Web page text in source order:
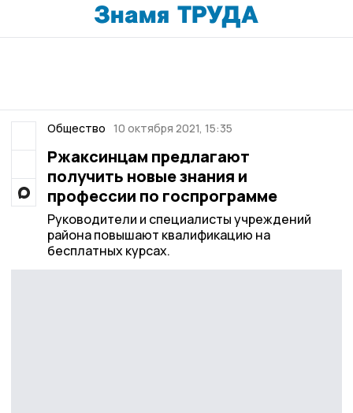
Общество 10 октября 2021, 15:35
Ржаксинцам предлагают
получить новые знания и
профессии по госпрограмме
Руководители и специалисты учреждений
района повышают квалификацию на
бесплатных курсах.